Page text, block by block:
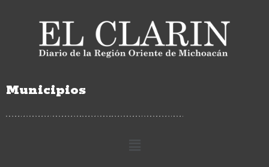
Municipios